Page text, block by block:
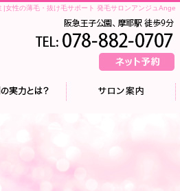
女性の薄毛・抜け毛サポート 発毛サロンアンジュAnge